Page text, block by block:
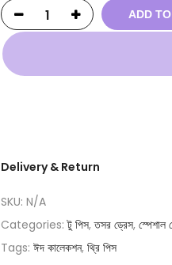
ADD
Delivery & Return
SKU: N/A
Categories:টু পিস,তসর ড্রেস, স্পেশাল
Tags: ঈদ কালেকশন, থ্রি পিস